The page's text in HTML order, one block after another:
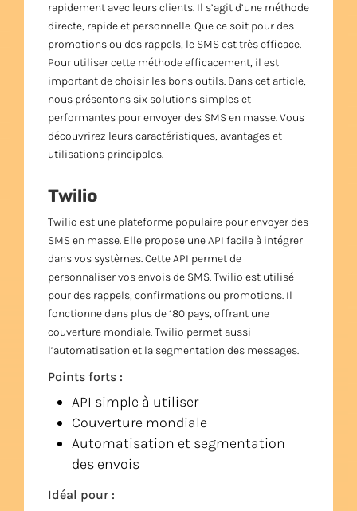
rapidement avec leurs clients. Il s’agit d’une méthode
directe, rapide et personnelle. Que ce soit pour des
promotions ou des rappels, le SMS est très efficace.
Pour utiliser cette méthode efficacement, il est
important de choisir les bons outils. Dans cet article,
nous présentons six solutions simples et
performantes pour envoyer des SMS en masse. Vous
découvrirez leurs caractéristiques, avantages et
utilisations principales.
Twilio
Twilio est une plateforme populaire pour envoyer des
SMS en masse. Elle propose une API facile à intégrer
dans vos systèmes. Cette API permet de
personnaliser vos envois de SMS. Twilio est utilisé
pour des rappels, confirmations ou promotions. Il
fonctionne dans plus de 180 pays, offrant une
couverture mondiale. Twilio permet aussi
l’automatisation et la segmentation des messages.
Points forts :
API simple à utiliser
Couverture mondiale
Automatisation et segmentation
des envois
Idéal pour :